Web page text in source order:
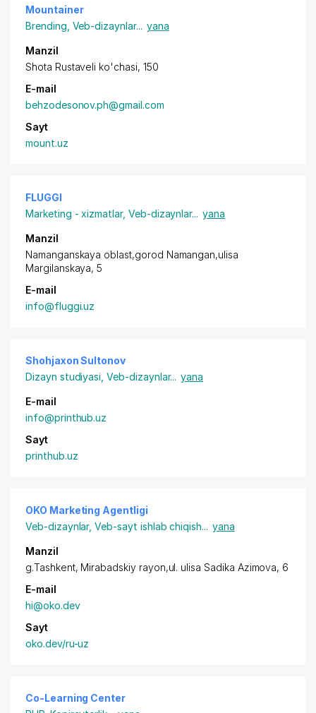
Mountainer
Brending Veb-dizaynlar... yana
Manzil
Shota Rustaveli ko'chasi, 150
E-mail
behzodesonov.ph@gmail.com
Sayt
mount.uz
FLUGGI
Marketing - xizmatlar, Veb-dizaynlar... yana
Manzil
Namanganskaya oblast,gorod Namangan,ulisa
Margilanskaya, 5
E-mail
info@fluggi.uz
Shohjaxon Sultonov
Dizayn studiyasi ,Veb-dizaynlar... yana
E-mail
info@printhub.uz
Sayt
printhub.uz
OKO Marketing Agentligi
Veb-dizaynlar,Veb-sayt ishlab chiqish... yana
Manzil
g.Tashkent, Mirabadskiy rayon,ul. ulisa Sadika Azimova, 6
E-mail
hi@oko.dev
Sayt
oko.dev/ru-uz
Co-Learning Center